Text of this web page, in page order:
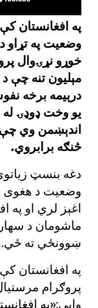
په افغانستان
وضعیت په تړاو
مېلیون تنه چې د
درېیمه برخه
یو وخت ډوډۍ
اندېښمن وي
څنګه برابروي.
دغه بنسټ
وضعیت د هغوی
اغېز لري او په
ماشومان د
ښوونځي ته ځي.
په افغانستان
پروګرام
وايي:«په